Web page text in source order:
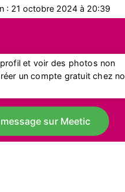
: 21 octobre 2024 à 20:39
et voir des photos non
un compte gratuit chez
sur Meetic